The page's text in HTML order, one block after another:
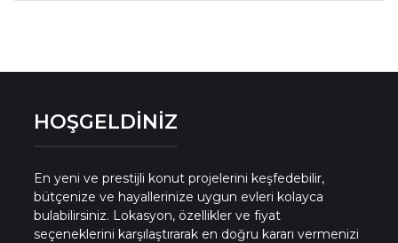
HOŞGELDİNİZ
En yeni ve prestijli konut projelerini keşfedebilir,
bütçenize ve hayallerinize uygun evleri kolayca
bulabilirsiniz. Lokasyon, özellikler ve fiyat
seçeneklerini karşılaştırarak en doğru kararı vermenizi